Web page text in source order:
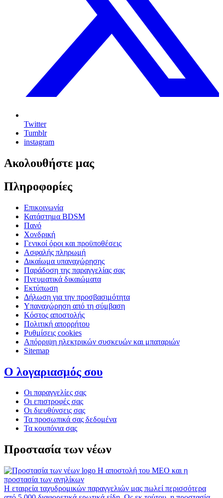
Twitter
Tumblr
instagram
Ακολουθήστε μας
Πληροφορίες
Επικοινωνία
Κατάστημα BDSM
Πανό
Χονδρική
Γενικοί όροι και προϋποθέσεις
Ασφαλής πληρωμή
Δικαίωμα υπαναχώρησης
Παράδοση της παραγγελίας σας
Πνευματικά δικαιώματα
Εκτύπωση
Δήλωση για την προσβασιμότητα
Υπαναχώρηση από τη σύμβαση
Κόστος αποστολής
Πολιτική απορρήτου
Ρυθμίσεις cookies
Απόρριψη ηλεκτρικών συσκευών και μπαταριών
Sitemap
Ο λογαριασμός σου
Οι παραγγελίες σας
Οι επιστροφές σας
Οι διευθύνσεις σας
Τα προσωπικά σας δεδομένα
Τα κουπόνια σας
Προστασία των νέων
Η αποστολή του MEO και η
προστασία των ανηλίκων
Η εταιρεία ταχυδρομικών παραγγελιών μας πωλεί περισσότερα